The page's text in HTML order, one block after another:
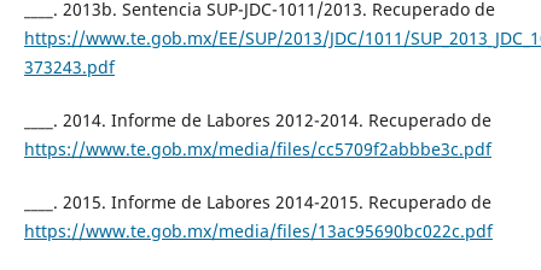
____. 2013b. Sentencia SUP-JDC-1011/2013. Recuperado de
https://www.te.gob.mx/EE/SUP/2013/JDC/1011/
373243.pdf
____. 2014. Informe de Labores 2012-2014. Recuperado de
https://www.te.gob.mx/media/files/cc5709f2abbbe3c.pdf
____. 2015. Informe de Labores 2014-2015. Recuperado de
https://www.te.gob.mx/media/files/13ac95690bc022c.pdf